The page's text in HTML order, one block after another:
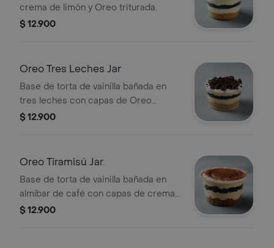
crema de limón y Oreo triturada.
$ 12.900
Oreo Tres Leches Jar
Base de torta de vainilla bañada en
tres leches con capas de Oreo
triturada.
$ 12.900
Oreo Tiramisú Jar.
Base de torta de vainilla bañada en
almíbar de café con capas de crema
y Oreo triturada.
$ 12.900